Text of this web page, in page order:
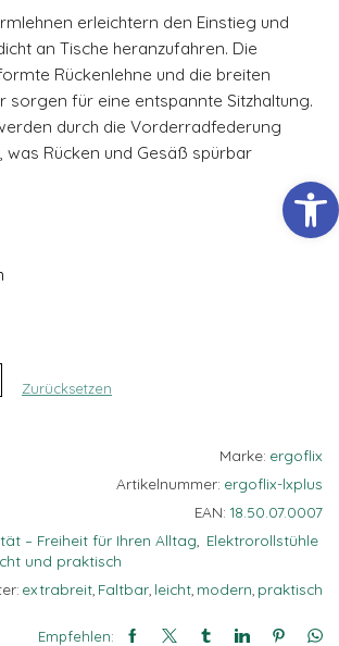
erleichtern den Einstieg und
an Tische heranzufahren. Die
Rückenlehne und die breiten
sorgen für eine entspannte Sitzhaltung.
durch die Vorderradfederung
Rücken und Gesäß spürbar
Zurücksetzen
Marke: ergoflix
Artikelnummer: ergoflix-lxplus
EAN: 18.50.07.0007
– Freiheit für Ihren Alltag
Elektrorollstühle
und praktisch
extrabreit Faltbar leicht modern praktisch
Empfehlen: